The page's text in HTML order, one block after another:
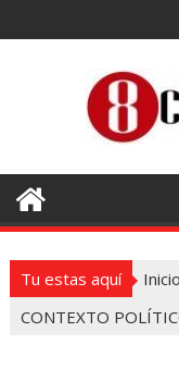
al
Tu estas aquí Inicio
CONTEXTO